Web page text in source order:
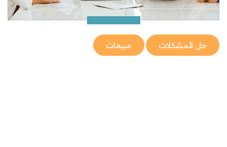
حل المشكلات مبيعات